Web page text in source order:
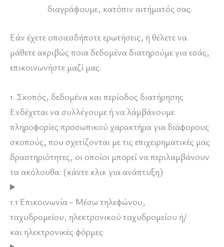
διαγράφουμε, κατόπιν αιτήματός σας.
Εάν έχετε οποιεσδήποτε ερωτήσεις, ή θέλετε να
μάθετε ακριβώς ποια δεδομένα διατηρούμε για εσάς,
επικοινωνήστε μαζί μας.
1. Σκοπός, δεδομένα και περίοδος διατήρησης
Ενδέχεται να συλλέγουμε ή να λάμβάνουμε
πληροφορίες προσωπικού χαρακτήρα για διάφορους
σκοπούς, που σχετίζονται με τις επιχειρηματικές μας
δραστηριότητες, οι οποίοι μπορεί να περιλαμβάνουν
τα ακόλουθα: (κάντε κλικ για ανάπτυξη)
1.1 Επικοινωνία - Μέσω τηλεφώνου,
ταχυδρομείου, ηλεκτρονικού ταχυδρομείου ή/
και ηλεκτρονικές φόρμες